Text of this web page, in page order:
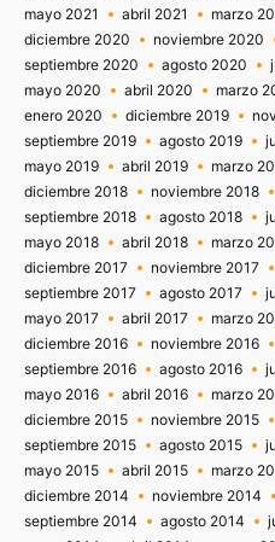
mayo 2021
abril 2021 marzo
diciembre 2020
noviembre 2020
septiembre 2020
agosto 2020
mayo 2020
abril 2020 marzo
enero 2020
diciembre 2019
septiembre 2019
agosto 2019
mayo 2019
abril 2019 marzo
diciembre 2018
noviembre 2018
septiembre 2018
agosto 2018
mayo 2018
abril 2018 marzo
diciembre 2017
noviembre 2017
septiembre 2017
agosto 2017
mayo 2017
abril 2017 marzo
diciembre 2016
noviembre 2016
septiembre 2016
agosto 2016
mayo 2016
abril 2016 marzo
diciembre 2015
noviembre 2015
septiembre 2015
agosto 2015
mayo 2015
abril 2015 marzo
diciembre 2014
noviembre 2014
septiembre 2014
agosto 2014